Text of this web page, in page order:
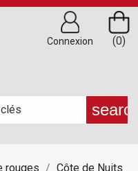
(0)
Connexion
rouges
Côte de Nuits